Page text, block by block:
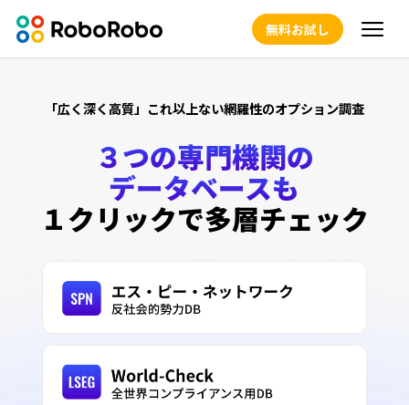
無料お試し
「広く深く高質」これ以上ない網羅性のオプション調査
３つの専門機関の
データベースも
１クリックで多層チェック